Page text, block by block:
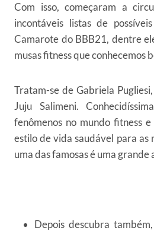
Com isso, começaram a
incontáveis listas de
Camarote do BBB21, dentre
musas fitness que conhecemos
Tratam-se de Gabriela
Juju Salimeni.
fenômenos no mundo fitness
estilo de vida saudável para as
uma das famosas é uma grande
Depois descubra